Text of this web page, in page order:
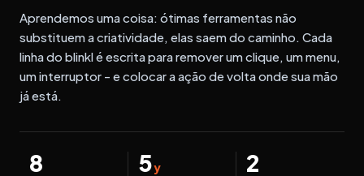
Aprendemos uma coisa: ótimas ferramentas não
substituem a criatividade, elas saem do caminho. Cada
linha do blinkl é escrita para remover um clique, um menu,
um interruptor - e colocar a ação de volta onde sua mão
já está.
8 5y 2